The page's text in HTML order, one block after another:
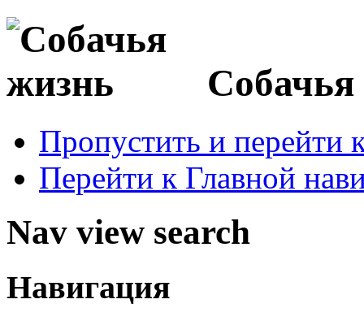
Пропустить и перейти
Перейти к Главной
Nav view search
Навигация